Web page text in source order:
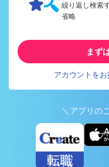
繰り返し検索
省略
まず
アカウントを
＼アプリの
アプ